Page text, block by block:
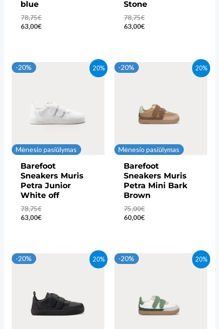
blue
78,75€
63,00€
Stone
78,75€
63,00€
20%
Mėnesio pasiūlymas
-20%
Barefoot
Sneakers Muris
Petra Junior
White off
78,75€
63,00€
20%
Mėnesio pasiūlymas
-20%
Barefoot
Sneakers Muris
Petra Mini Bark
Brown
75,00€
60,00€
20%
-20% 20%
-20%